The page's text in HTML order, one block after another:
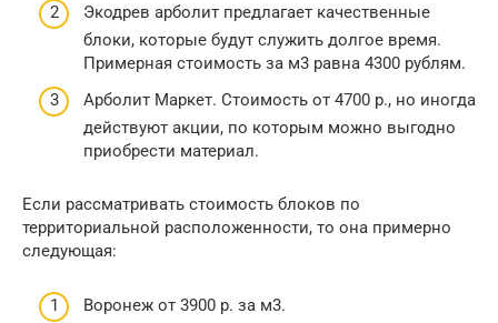
Экодрев арболит предлагает качественные
блоки, которые будут служить долгое время.
Примерная стоимость за м3 равна 4300 рублям.
Арболит Маркет. Стоимость от 4700 р., но иногда
действуют акции, по которым можно выгодно
приобрести материал.
Если рассматривать стоимость блоков по
территориальной расположенности, то она примерно
следующая:
Воронеж от 3900 р. за м3.